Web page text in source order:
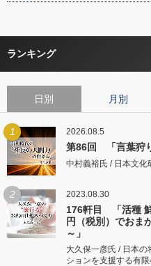
ランキング
日別 月別
1 2026.08.5
第86回 「言葉狩
中村義裕氏 / 日本文化
2 2023.08.30
176軒目 「活種
円（税別）でおま
～」
大久保一彦氏 / 日本
ションを支援する有